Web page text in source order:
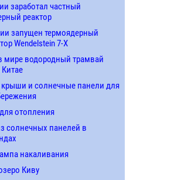
заработал частный
реактор
запущен термоядерный
Wendelstein 7-X
мире водородный трамвай
и солнечные панели для
отопления
солнечных панелей в
накаливания
Киву